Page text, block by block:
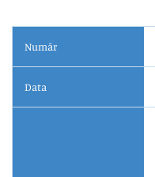
Număr
Data